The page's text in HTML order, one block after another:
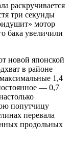
раскручивается
три секунды
мотор
бака увеличили
новой японской
в районе
1,4
— 0,7
попутчицу
перевала
продольных